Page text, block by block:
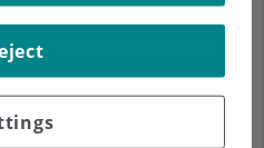
ContactoDatos de interés